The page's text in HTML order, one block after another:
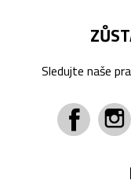
Sledujte naše